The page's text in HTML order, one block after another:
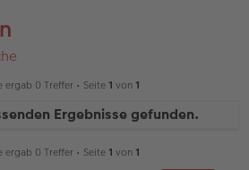
ergab 0 Treffer • Seite 1 von 1
Ergebnisse gefunden.
ergab 0 Treffer • Seite 1 von 1